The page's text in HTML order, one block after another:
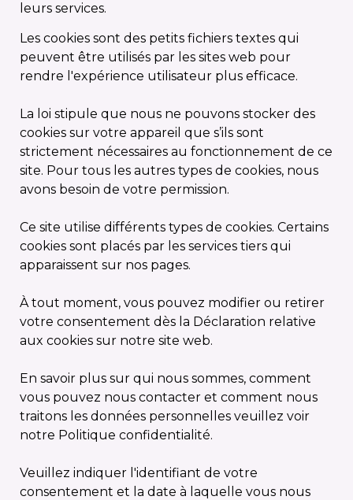
leurs services.
Les cookies sont des petits fichiers textes qui
peuvent être utilisés par les sites web pour
rendre l'expérience utilisateur plus efficace.
La loi stipule que nous ne pouvons stocker des
cookies sur votre appareil que s’ils sont
strictement nécessaires au fonctionnement de ce
site. Pour tous les autres types de cookies, nous
avons besoin de votre permission.
Ce site utilise différents types de cookies. Certains
cookies sont placés par les services tiers qui
apparaissent sur nos pages.
À tout moment, vous pouvez modifier ou retirer
votre consentement dès la Déclaration relative
aux cookies sur notre site web.
En savoir plus sur qui nous sommes, comment
vous pouvez nous contacter et comment nous
traitons les données personnelles veuillez voir
notre Politique confidentialité.
Veuillez indiquer l'identifiant de votre
consentement et la date à laquelle vous nous